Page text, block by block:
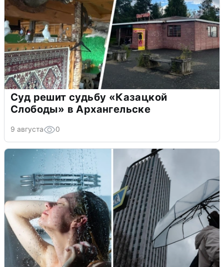
Суд решит судьбу «Казацкой
Слободы» в Архангельске
9 августа 0